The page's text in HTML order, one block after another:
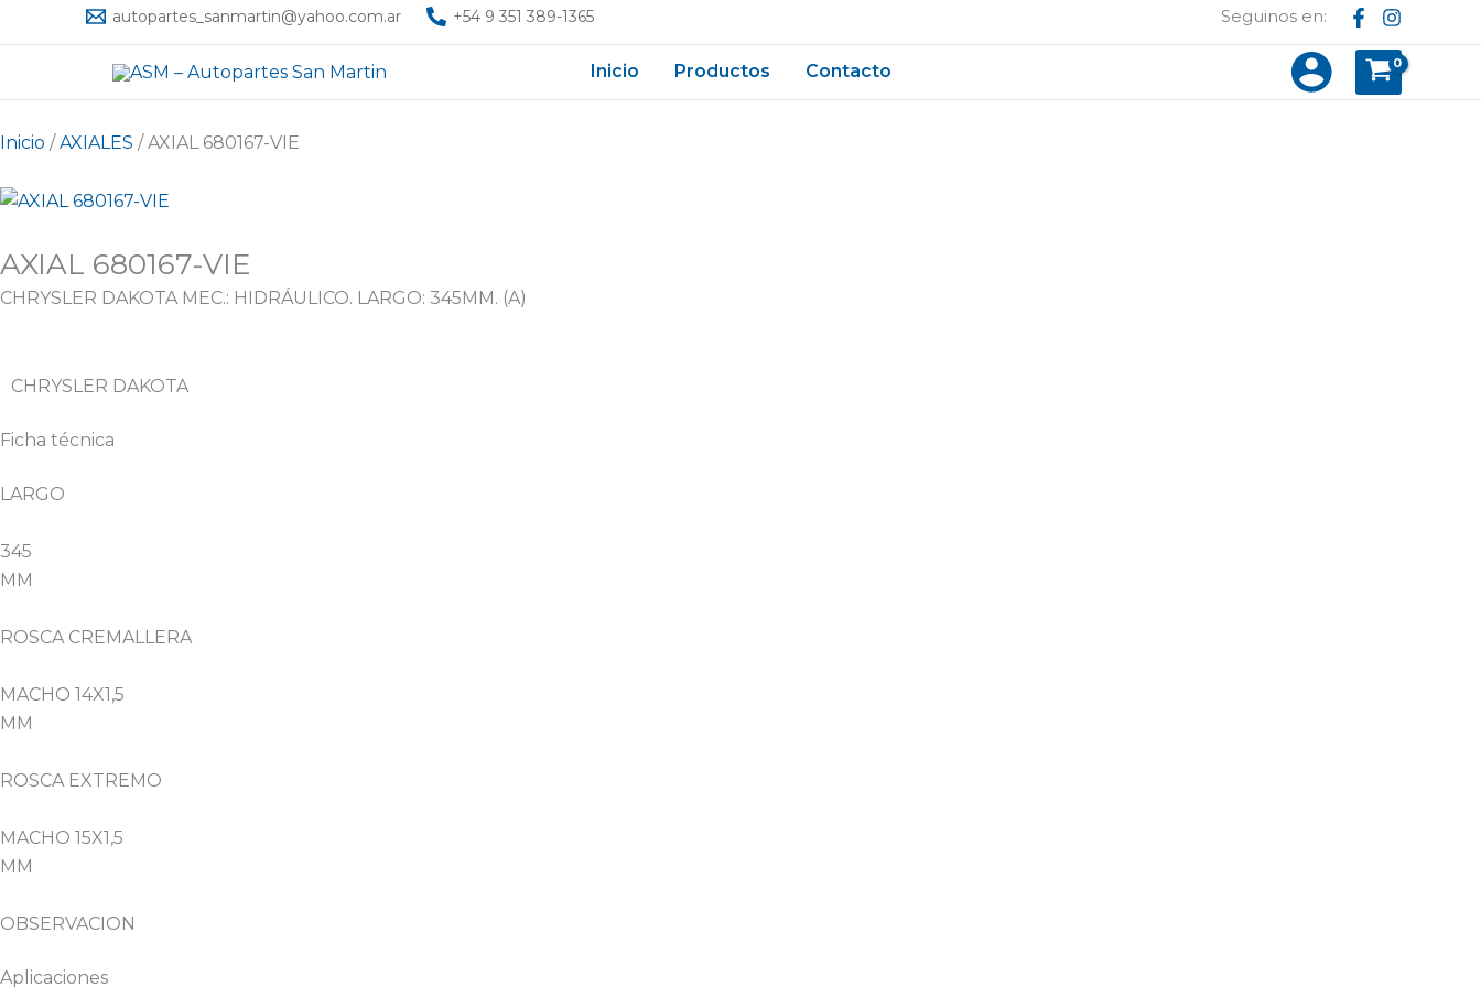
al
autopartes_sanmartin@yahoo.com.ar +54 9 351 389-1365 Seguinos en:
Inicio Productos Contacto
Inicio /AXIALES / AXIAL 680167-VIE
AXIAL 680167-VIE
CHRYSLER DAKOTA MEC.: HIDRÁULICO. LARGO: 345MM. (A)
CHRYSLER DAKOTA
Ficha técnica
LARGO
345
MM
ROSCA CREMALLERA
MACHO 14X1,5
MM
ROSCA EXTREMO
MACHO 15X1,5
MM
OBSERVACION
Aplicaciones